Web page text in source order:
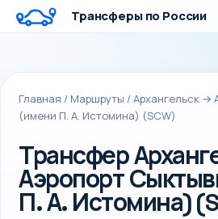
Трансферы по России
Главная / Маршруты / Архангельск →
(имени П. А. Истомина) (SCW)
Трансфер
Аэропорт
П. А. Истомина)